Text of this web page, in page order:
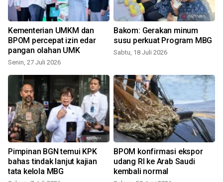
Kementerian UMKM dan
BPOM percepat izin edar
pangan olahan UMK
Senin, 27 Juli 2026
Bakom: Gerakan minum
susu perkuat Program MBG
Sabtu, 18 Juli 2026
Pimpinan BGN temui KPK
bahas tindak lanjut kajian
tata kelola MBG
BPOM konfirmasi ekspor
udang RI ke Arab Saudi
kembali normal